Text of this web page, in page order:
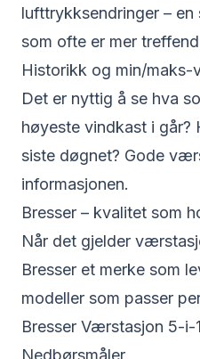
lufttrykksendringer –
som ofte er mer
Historikk og min/maks-
Det er nyttig å se hva
høyeste vindkast i går?
siste døgnet? Gode
informasjonen.
Bresser – kvalitet som
Når det gjelder
Bresser et merke som
modeller som passer
Bresser Værstasjon 5-i-
Nedbørsmåler